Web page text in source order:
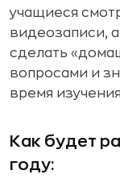
учащиеся
видеозаписи,
сделать
вопросами и
время
Как будет
году: